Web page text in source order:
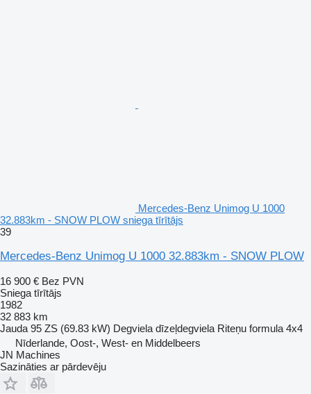
Mercedes-Benz Unimog U 1000
32.883km - SNOW PLOW sniega tīrītājs
39
Mercedes-Benz Unimog U 1000 32.883km - SNOW PLOW
16 900 € Bez PVN
Sniega tīrītājs
1982
32 883 km
Jauda 95 ZS (69.83 kW) Degviela dīzeļdegviela Riteņu formula 4x4
Nīderlande, Oost-, West- en Middelbeers
JN Machines
Sazināties ar pārdevēju